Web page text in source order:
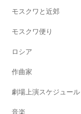
モスクワと近郊
モスクワ便り
ロシア
作曲家
劇場上演スケジュール
音楽